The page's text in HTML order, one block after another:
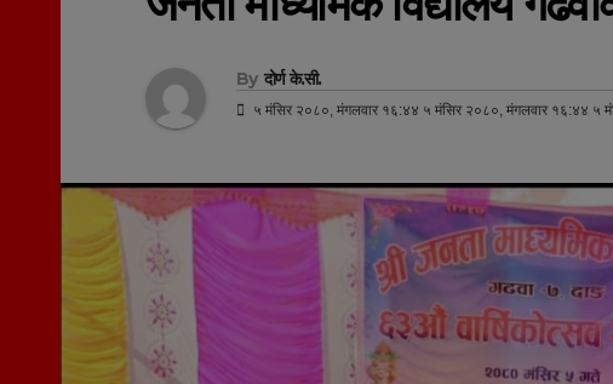
By दोर्ण के.सी.
५ मंसिर २०८०, मंगलवार १६:४४ ५ मंसिर २०८०, मंगलवार १६:४४ ५